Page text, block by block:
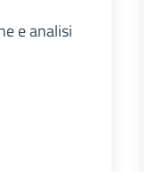
e analisi